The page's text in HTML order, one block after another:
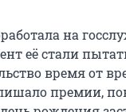
на
её стали
время от
лишало премии,